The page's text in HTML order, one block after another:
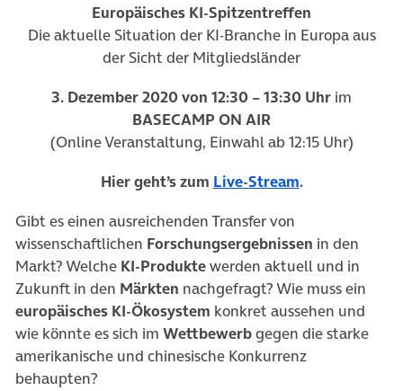
Europäisches KI-Spitzentreffen
Die aktuelle Situation der KI-Branche in Europa aus
der Sicht der Mitgliedsländer
3. Dezember 2020 von 12:30 – 13:30 Uhr im
BASECAMP ON AIR
(Online Veranstaltung, Einwahl ab 12:15 Uhr)
Hier geht’s zum Live-Stream(öffnet in
.
Gibt es einen ausreichenden Transfer von
wissenschaftlichen Forschungsergebnissen in den
Markt? Welche KI-Produktewerden aktuell und in
Zukunft in den Märkten nachgefragt? Wie muss ein
europäisches KI-Ökosystem konkret aussehen und
wie könnte es sich im Wettbewerbgegen die starke
amerikanische und chinesische Konkurrenz
behaupten?